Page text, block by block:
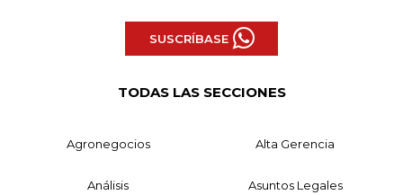
SUSCRÍBASE
TODAS LAS SECCIONES
Agronegocios Alta Gerencia
Análisis Asuntos Legales